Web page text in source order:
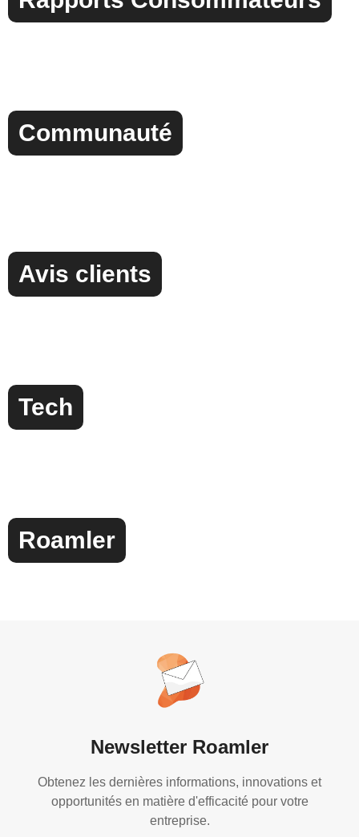
Communauté
Avis clients
Tech
Roamler
Newsletter Roamler
Obtenez les dernières informations, innovations et
opportunités en matière d'efficacité pour votre
entreprise.